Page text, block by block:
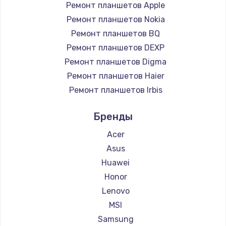
Ремонт планшетов Apple
Ремонт планшетов Nokia
Ремонт планшетов BQ
Ремонт планшетов DEXP
Ремонт планшетов Digma
Ремонт планшетов Haier
Ремонт планшетов Irbis
Ремонт планшетов Microsoft
Ремонт планшетов BlackView
Ремонт планшетов Amazon
Ремонт планшетов Aquarius
Ремонт планшетов Philips
Ремонт планшетов Dell
Ремонт планшетов HP
Ремонт планшетов Getac
Бренды
Acer
Asus
Huawei
Honor
Lenovo
MSI
Samsung